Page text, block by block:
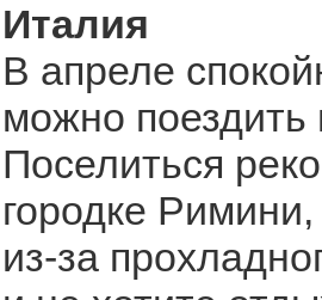
Италия
В апреле
можно
Поселиться
городке
из-за